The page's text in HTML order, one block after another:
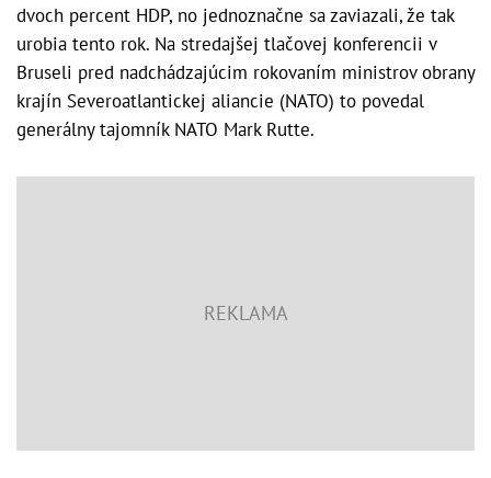
dvoch percent HDP, no jednoznačne sa zaviazali, že tak
urobia tento rok. Na stredajšej tlačovej konferencii v
Bruseli pred nadchádzajúcim rokovaním ministrov obrany
krajín Severoatlantickej aliancie (NATO) to povedal
generálny tajomník NATO Mark Rutte.